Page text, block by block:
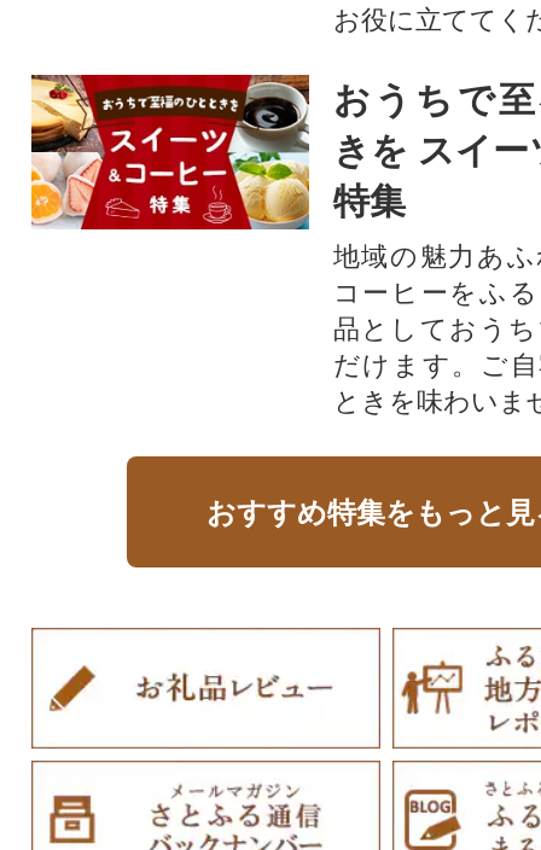
お役に立ててく
おうちで
きを スイ
特集
地域の魅力あ
コーヒーをふ
品としておう
だけます。ご
ときを味わいま
おすすめ特集をもっと